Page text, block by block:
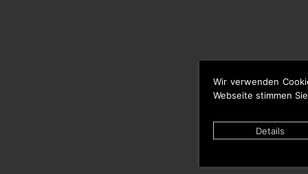
Wir verwenden
Webseite stimmen
Details